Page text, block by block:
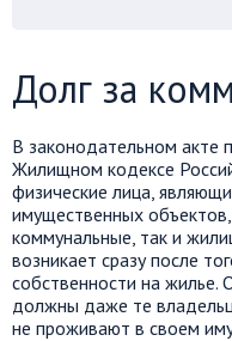
Долг за
В законодательном
Жилищном кодексе
физические лица,
имущественных
коммунальные, так и
возникает сразу после
собственности на жилье.
должны даже те
не проживают в своем